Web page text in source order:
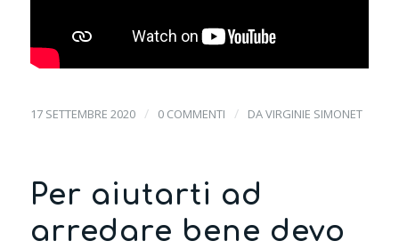
17 SETTEMBRE 2020 / 0 COMMENTI / DAVIRGINIE SIMONET
Per aiutarti ad
arredare bene devo